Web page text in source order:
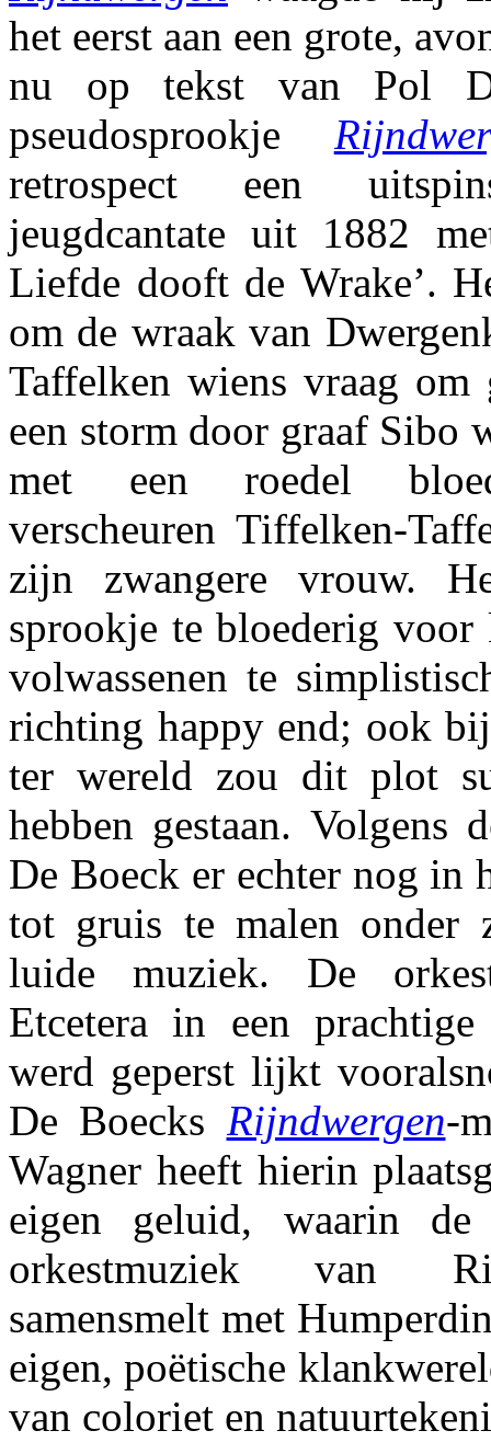
het eerst aan een grote,
nu op tekst van Pol
pseudosprookje
retrospect een
jeugdcantate uit 1882
Liefde dooft de Wrake’.
om de wraak van
Taffelken wiens vraag
een storm door graaf Sibo
met een roedel
verscheuren Tiffelken-
zijn zwangere vrouw.
sprookje te bloederig voor
volwassenen te
richting happy end; ook
ter wereld zou dit plot
hebben gestaan. Volgens
De Boeck er echter nog in
tot gruis te malen onder
luide muziek. De
Etcetera in een
werd geperst lijkt
De Boecks Rijndwergen-
Wagner heeft hierin
eigen geluid, waarin de
orkestmuziek van
samensmelt met
eigen, poëtische
van coloriet en